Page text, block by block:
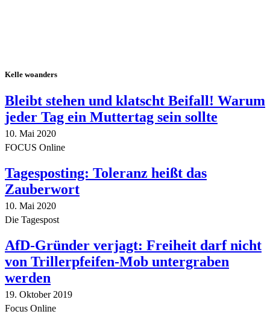
Kelle woanders
Bleibt stehen und klatscht Beifall! Warum
jeder Tag ein Muttertag sein sollte
10. Mai 2020
FOCUS Online
Tagesposting: Toleranz heißt das
Zauberwort
10. Mai 2020
Die Tagespost
AfD-Gründer verjagt: Freiheit darf nicht
von Trillerpfeifen-Mob untergraben
werden
19. Oktober 2019
Focus Online